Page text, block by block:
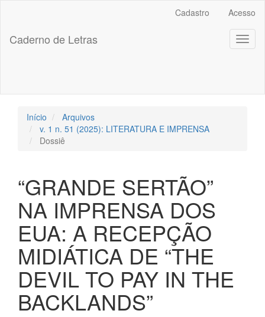
##plugins.themes.bootstrap3.accessible_menu.main_content##
##plugins.themes.bootstrap3.accessible_menu.sidebar##
Cadastro Acesso
Caderno de Letras
Início
Arquivos
v. 1 n. 51 (2025): LITERATURA E IMPRENSA
Dossiê
“GRANDE SERTÃO”
NA IMPRENSA DOS
EUA: A RECEPÇÃO
MIDIÁTICA DE “THE
DEVIL TO PAY IN THE
BACKLANDS”